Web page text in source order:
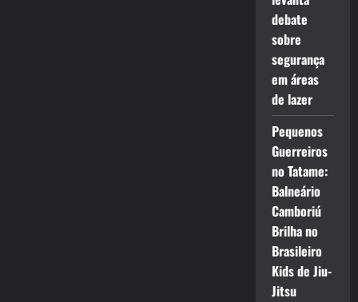
debate
sobre
segurança
em áreas
de lazer
Pequenos
Guerreiros
no Tatame:
Balneário
Camboriú
Brilha no
Brasileiro
Kids de Jiu-
Jitsu